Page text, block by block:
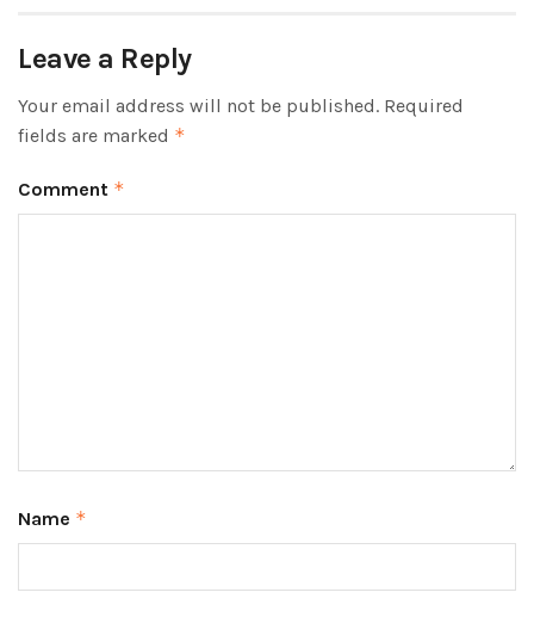
Leave a Reply
Your email address will not be published. Required
fields are marked *
Comment *
Name *